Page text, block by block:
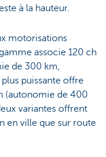
à la hauteur.
motorisations
associe 120 ch
de 300 km,
puissante offre
(autonomie de 400
variantes offrent
en ville que sur route